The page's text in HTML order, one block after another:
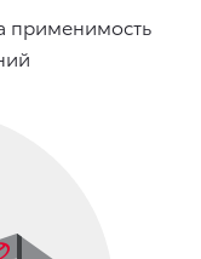
применимость